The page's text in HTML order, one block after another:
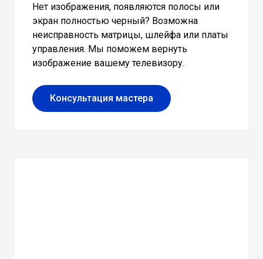
Нет изображения, появляются полосы или
экран полностью черный? Возможна
неисправность матрицы, шлейфа или платы
управления. Мы поможем вернуть
изображение вашему телевизору.
Консультация мастера